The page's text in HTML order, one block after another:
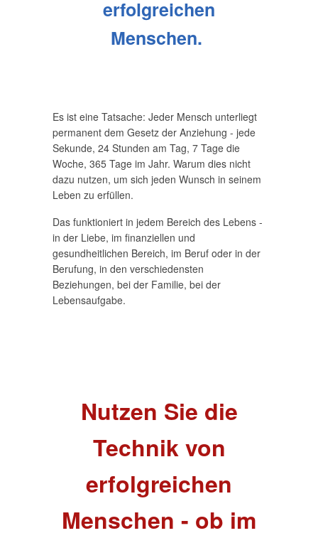
erfolgreichen
Menschen.
Es ist eine Tatsache: Jeder Mensch unterliegt
permanent dem Gesetz der Anziehung - jede
Sekunde, 24 Stunden am Tag, 7 Tage die
Woche, 365 Tage im Jahr. Warum dies nicht
dazu nutzen, um sich jeden Wunsch in seinem
Leben zu erfüllen.
Das funktioniert in jedem Bereich des Lebens -
in der Liebe, im finanziellen und
gesundheitlichen Bereich, im Beruf oder in der
Berufung, in den verschiedensten
Beziehungen, bei der Familie, bei der
Lebensaufgabe.
Nutzen Sie die
Technik von
erfolgreichen
Menschen - ob im